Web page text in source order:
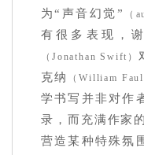
为“声音幻觉”
（
有很多表现，
（Jonathan Swift）
克纳
（William
学书写并非对作
录，而充满作家
营造某种特殊氛